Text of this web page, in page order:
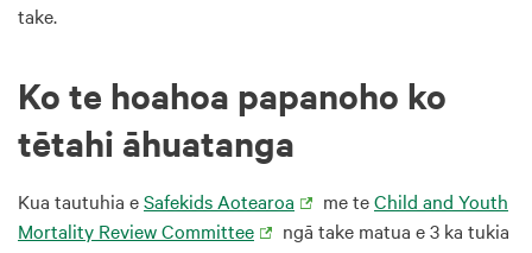
take.
Ko te hoahoa papanoho ko
tētahi āhuatanga
Kua tautuhia eSafekids Aotearoa me teChild and Youth
Mortality Review Committee
ngā take matua e 3 ka tukia